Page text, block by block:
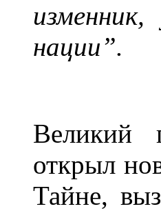
нации”.
Великий
открыл
Тайне,